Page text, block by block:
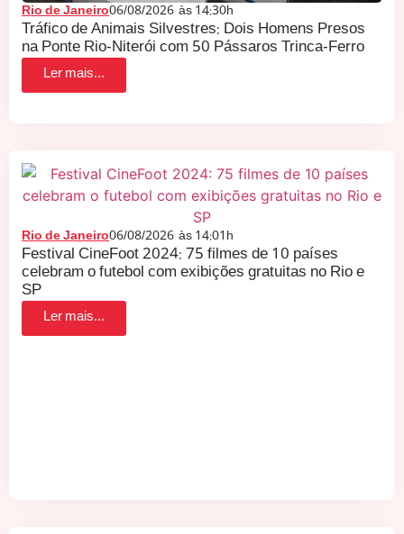
Rio de Janeiro06/08/2026 às14:30h
Tráfico de Animais Silvestres: Dois Homens Presos
na Ponte Rio-Niterói com 50 Pássaros Trinca-Ferro
Ler mais...
Rio de Janeiro06/08/2026 às14:01h
Festival CineFoot 2024: 75 filmes de 10 países
celebram o futebol com exibições gratuitas no Rio e
SP
Ler mais...